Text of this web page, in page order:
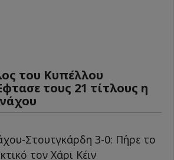
του Κυπέλλου
τους 21 τίτλους η